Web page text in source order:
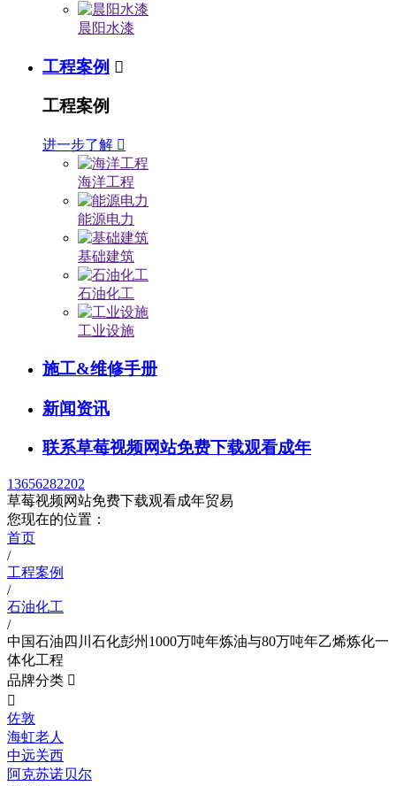
晨阳水漆
工程案例 
工程案例
进一步了解 
海洋工程
能源电力
基础建筑
石油化工
工业设施
施工&维修手册
新闻资讯
联系草莓视频网站免费下载观看成年
13656282202
草莓视频网站免费下载观看成年贸易
您现在的位置：
首页
/
工程案例
/
石油化工
/
中国石油四川石化彭州1000万吨年炼油与80万吨年乙烯炼化一
体化工程
品牌分类 

佐敦
海虹老人
中远关西
阿克苏诺贝尔